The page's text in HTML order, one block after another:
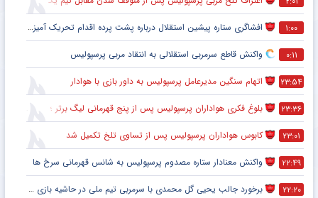
۱:۰۰ افشاگری ستاره پیشین استقلال درباره پشت پرده اقدام تحریک آمیز خود مقابل هواداران پرسپولیس
۰:۱۱ واکنش قاطع سرمربی استقلالی به انتقاد مربی پرسپولیس
۲۳:۵۴ اتهام سنگین مدیرعامل پرسپولیس به داور بازی با هوادار
۲۳:۳۶ بلوغ فکری هواداران پرسپولیس پس از پنج قهرمانی لیگ برتر ؛ اتفاقی تاریخی پس از پایان بازی با هوادار
۲۳:۰۱ کابوس هواداران پرسپولیس پس از تساوی تلخ تکمیل شد
۲۲:۴۹ واکنش معنادار ستاره مصدوم پرسپولیس به شانس قهرمانی سرخ ها
۲۲:۲۰ برخورد جالب یحیی گل محمدی با سرمربی تیم ملی در حاشیه بازی پرسپولیس